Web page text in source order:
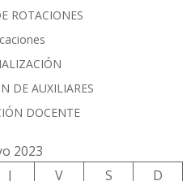
ROTACIONES
DE AUXILIARES
DOCENTE
2023
J V S D